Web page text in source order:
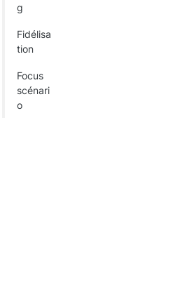
g
Fidélisa
tion
Focus
scénari
o